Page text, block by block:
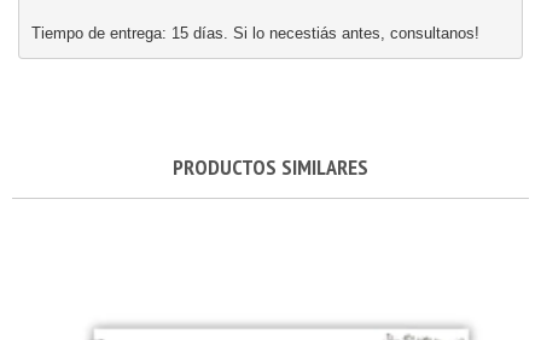
Tiempo de entrega: 15 días. Si lo necestiás antes, consultanos!
PRODUCTOS SIMILARES